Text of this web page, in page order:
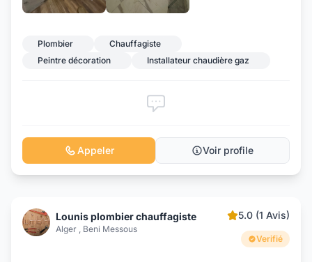
Plombier
Chauffagiste
Peintre décoration
Installateur chaudière gaz
Appeler Voir profile
Lounis plombier chauffagiste
Alger , Beni Messous
5.0 (1 Avis)
Verifié